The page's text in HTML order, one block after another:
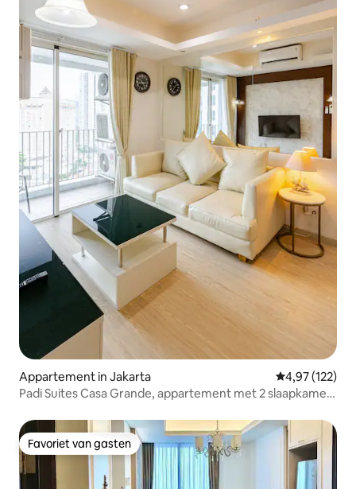
Appartement in Jakarta Gemiddelde
4,97 (122)
Padi Suites Casa Grande, appartement met 2 slaapkamers
Favoriet van gasten
Favoriet van gasten